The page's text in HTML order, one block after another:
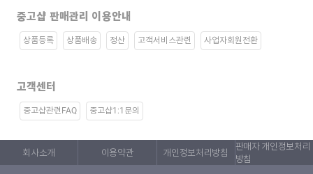
중고샵 판매관리 이용안내
상품등록 상품배송 정산 고객서비스관련 사업자회원전환
고객센터
중고샵관련FAQ 중고샵1:1문의
회사소개 이용약관 개인정보처리방침
판매자 개인정보처리
방침